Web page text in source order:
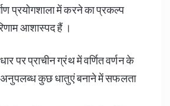
प्रयोगशाला में करने का प्रकल्प
आशास्पद हैं ।
पर प्राचीन ग्रंथ में वर्णित वर्णन के
अनुपलब्ध कुछ धातुएं बनाने में सफलता